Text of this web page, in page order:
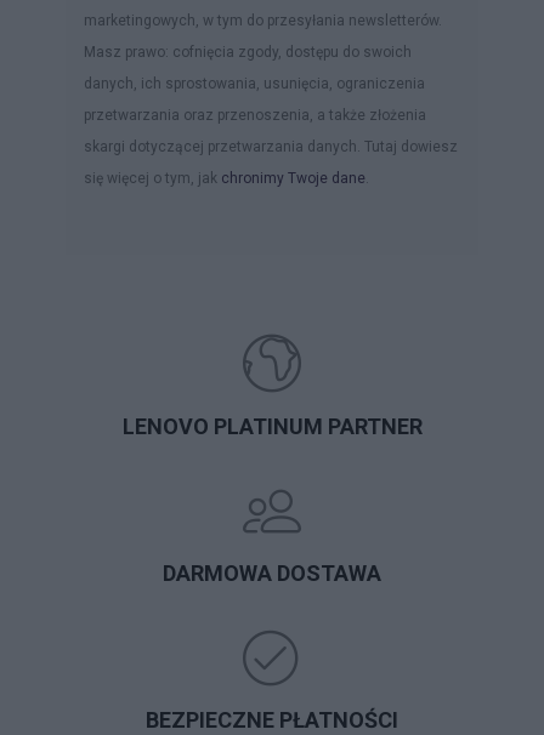
marketingowych, w tym do przesyłania newsletterów.
Masz prawo: cofnięcia zgody, dostępu do swoich
danych, ich sprostowania, usunięcia, ograniczenia
przetwarzania oraz przenoszenia, a także złożenia
skargi dotyczącej przetwarzania danych. Tutaj dowiesz
się więcej o tym, jak chronimy Twoje dane.
LENOVO PLATINUM PARTNER
DARMOWA DOSTAWA
BEZPIECZNE PŁATNOŚCI